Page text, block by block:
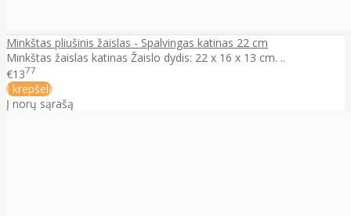
Minkštas pliušinis žaislas - Spalvingas katinas 22 cm
Minkštas žaislas katinas Žaislo dydis: 22 x 16 x 13 cm. ..
€1377
Į krepšelį
Į norų sąrašą